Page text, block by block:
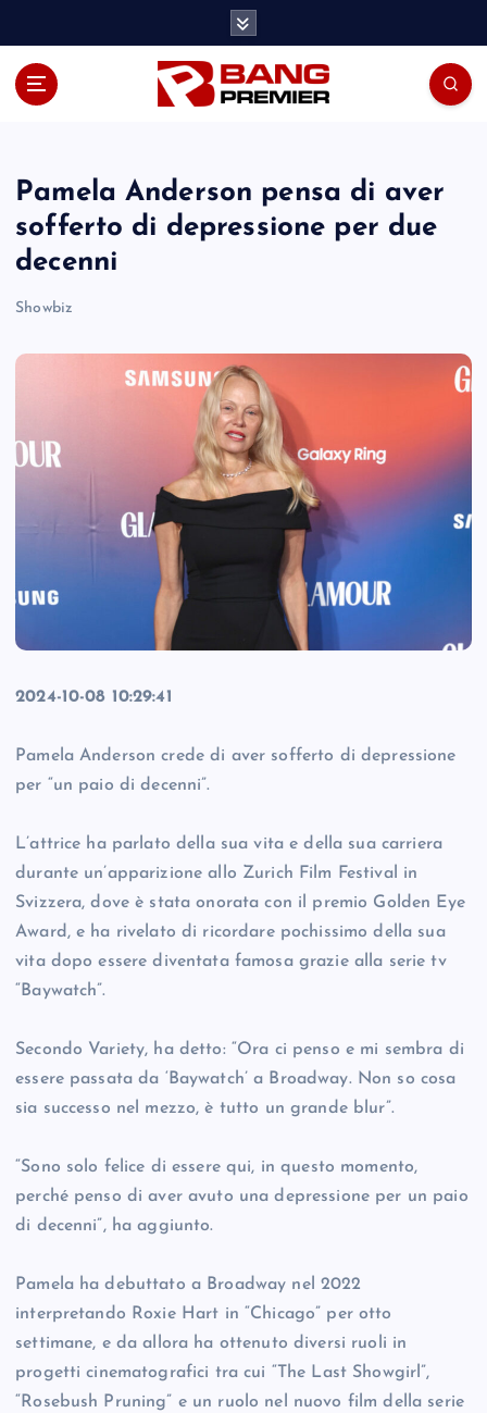
Pamela Anderson pensa di aver
sofferto di depressione per due
decenni
Showbiz
2024-10-08 10:29:41
Pamela Anderson crede di aver sofferto di depressione
per “un paio di decenni”.
L’attrice ha parlato della sua vita e della sua carriera
durante un’apparizione allo Zurich Film Festival in
Svizzera, dove è stata onorata con il premio Golden Eye
Award, e ha rivelato di ricordare pochissimo della sua
vita dopo essere diventata famosa grazie alla serie tv
“Baywatch”.
Secondo Variety, ha detto: “Ora ci penso e mi sembra di
essere passata da ‘Baywatch’ a Broadway. Non so cosa
sia successo nel mezzo, è tutto un grande blur”.
“Sono solo felice di essere qui, in questo momento,
perché penso di aver avuto una depressione per un paio
di decenni”, ha aggiunto.
Pamela ha debuttato a Broadway nel 2022
interpretando Roxie Hart in “Chicago” per otto
settimane, e da allora ha ottenuto diversi ruoli in
progetti cinematografici tra cui “The Last Showgirl”,
“Rosebush Pruning” e un ruolo nel nuovo film della serie